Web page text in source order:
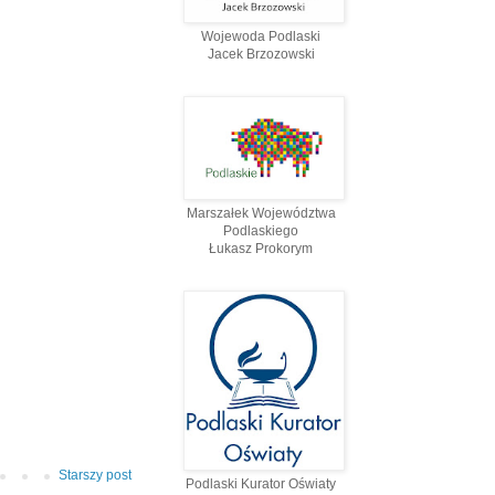
Starszy post
Wojewoda Podlaski
Jacek Brzozowski
Marszałek Województwa
Podlaskiego
Łukasz Prokorym
Podlaski Kurator Oświaty